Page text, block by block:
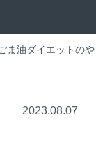
ま油ダイエットの
2023.08.07